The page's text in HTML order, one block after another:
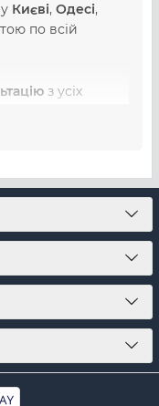
Києві, Одесі,
по всій
з усіх
.
на всі